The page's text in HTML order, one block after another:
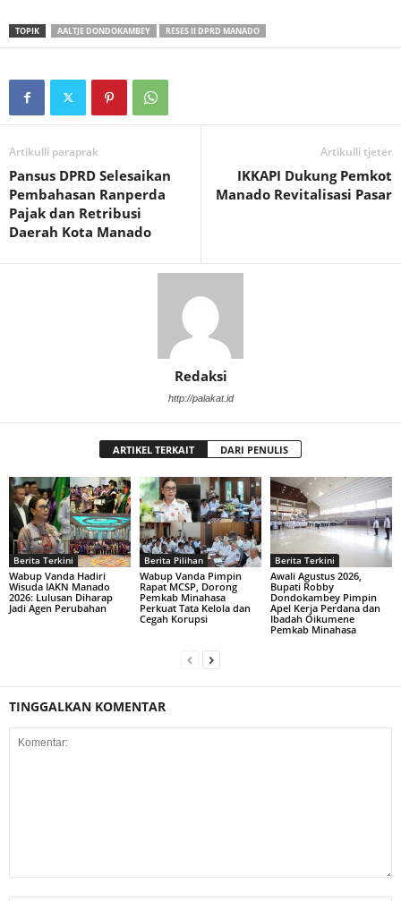
TOPIK AALTJE DONDOKAMBEY RESES II DPRD MANADO
Artikulli paraprak
Pansus DPRD Selesaikan
Pembahasan Ranperda
Pajak dan Retribusi
Daerah Kota Manado
Artikulli tjetër
IKKAPI Dukung Pemkot
Manado Revitalisasi Pasar
Redaksi
http://palakat.id
ARTIKEL TERKAIT DARI PENULIS
Berita Terkini
Wabup Vanda Hadiri
Wisuda IAKN Manado
2026: Lulusan Diharap
Jadi Agen Perubahan
Berita Pilihan
Wabup Vanda Pimpin
Rapat MCSP, Dorong
Pemkab Minahasa
Perkuat Tata Kelola dan
Cegah Korupsi
Berita Terkini
Awali Agustus 2026,
Bupati Robby
Dondokambey Pimpin
Apel Kerja Perdana dan
Ibadah Oikumene
Pemkab Minahasa
TINGGALKAN KOMENTAR